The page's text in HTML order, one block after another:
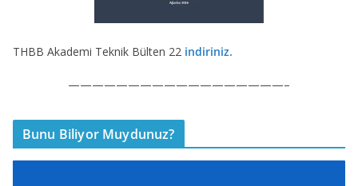
THBB Akademi Teknik Bülten 22 indiriniz.
——————————————————–
Bunu Biliyor Muydunuz?